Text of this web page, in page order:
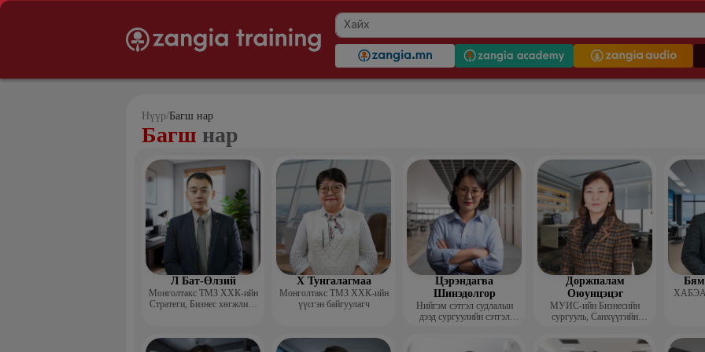
Нүүр/Багш нар
Багш нар
Л Бат-Өлзий
Монголтакс ТМЗ ХХК-ийн
Стратеги, Бизнес хөгжлийн
Х Тунгалагмаа
Монголтакс ТМЗ ХХК-ийн
үүсгэн байгуулагч
Цэрэндагва
Шинэдолгор
Нийгэм сэтгэл судлалын
дээд сургуулийн сэтгэл
Доржпалам
Оюунцэцэг
МУИС-ийн Бизнесийн
сургууль, Санхүүгийн
ХАБЭА-